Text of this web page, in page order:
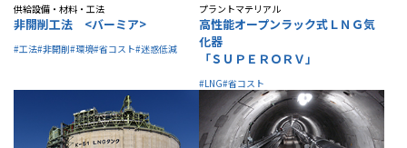
供給設備・材料・工法
非開削工法 <バーミア>
#工法#非開削#環境#省コスト#迷惑低減
プラントマテリアル
高性能オープンラック式ＬＮＧ気
化器
「ＳＵＰＥＲＯＲＶ」
#LNG#省コスト